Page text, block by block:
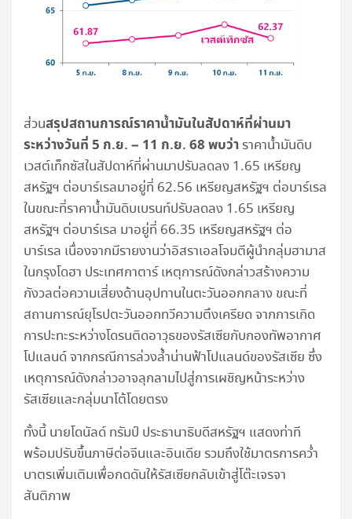
ส่วนสรุปสถานการณ์ราคาน้ำมันในสัปดาห์ที่ผ่านมา
ระหว่างวันที่ 5 ก.ย. – 11 ก.ย. 68 พบว่าราคาน้ำมันดิบ
เวสต์เท็กซัสในสัปดาห์ที่ผ่านมาปรับลดลง 1.65 เหรียญ
สหรัฐฯ ต่อบาร์เรลมาอยู่ที่ 62.56 เหรียญสหรัฐฯ ต่อบาร์เรล
ในขณะที่ราคาน้ำมันดิบเบรนท์ปรับลดลง 1.65 เหรียญ
สหรัฐฯ ต่อบาร์เรล มาอยู่ที่ 66.35 เหรียญสหรัฐฯ ต่อ
บาร์เรล เนื่องจากมีรายงานว่าอิสราเอลโจมตีผู้นำกลุ่มฮามาส
ในกรุงโดฮา ประเทศกาตาร์ เหตุการณ์ดังกล่าวสร้างความ
กังวลต่อความเสี่ยงด้านอุปทานในตะวันออกกลาง ขณะที่
สถานการณ์ยุโรปตะวันออกทวีความตึงเครียด จากการเกิด
การปะทะระหว่างโดรนติดอาวุธของรัสเซียกับกองทัพอากาศ
โปแลนด์ จากกรณีการล่วงล้ำน่านฟ้าโปแลนด์ของรัสเซีย ซึ่ง
เหตุการณ์ดังกล่าวอาจลุกลามไปสู่การเผชิญหน้าระหว่าง
รัสเซียและกลุ่มนาโต้โดยตรง
ทั้งนี้ นายโดนัลด์ ทรัมป์ ประธานาธิบดีสหรัฐฯ แสดงท่าที
พร้อมปรับขึ้นภาษีต่อจีนและอินเดีย รวมถึงใช้มาตรการคว่ำ
บาตรเพิ่มเติมเพื่อกดดันให้รัสเซียกลับเข้าสู่โต๊ะเจรจา
สันติภาพ